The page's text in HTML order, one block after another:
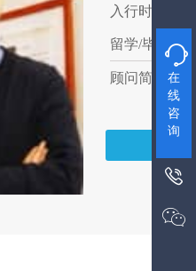
入行时间：
留学/毕业院
顾问简介:12

在
线
咨
询

